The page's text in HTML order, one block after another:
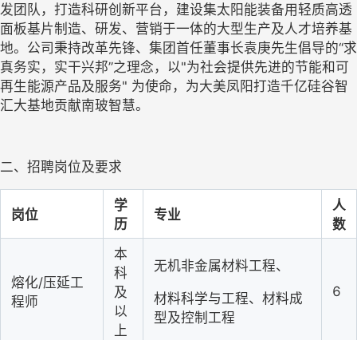
发团队，打造科研创新平台，建设集太阳能装备用轻质高透
面板基片制造、研发、营销于一体的大型生产及人才培养基
地。公司秉持改革先锋、集团首任董事长袁庚先生倡导的“求
真务实，实干兴邦”之理念，以"为社会提供先进的节能和可
再生能源产品及服务" 为使命，为大美凤阳打造千亿硅谷智
汇大基地贡献南玻智慧。
二、招聘岗位及要求
岗位
学
历
专业
人
数
熔化/压延工
程师
本
科
及
以
上
无机非金属材料工程、
材料科学与工程、材料成
型及控制工程
6